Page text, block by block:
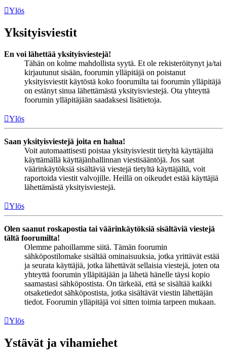
Ylös
Yksityisviestit
En voi lähettää yksityisviestejä!
Tähän on kolme mahdollista syytä. Et ole rekisteröitynyt ja/tai
kirjautunut sisään, foorumin ylläpitäjä on poistanut
yksityisviestit käytöstä koko foorumilta tai foorumin ylläpitäjä
on estänyt sinua lähettämästä yksityisviestejä. Ota yhteyttä
foorumin ylläpitäjään saadaksesi lisätietoja.
Ylös
Saan yksityisviestejä joita en halua!
Voit automaattisesti poistaa yksityisviestit tietyltä käyttäjältä
käyttämällä käyttäjänhallinnan viestisääntöjä. Jos saat
väärinkäytöksiä sisältäviä viestejä tietyltä käyttäjältä, voit
raportoida viestit valvojille. Heillä on oikeudet estää käyttäjiä
lähettämästä yksityisviestejä.
Ylös
Olen saanut roskapostia tai väärinkäytöksiä sisältäviä viestejä
tältä foorumilta!
Olemme pahoillamme siitä. Tämän foorumin
sähköpostilomake sisältää ominaisuuksia, jotka yrittävät estää
ja seurata käyttäjiä, jotka lähettävät sellaisia viestejä, joten ota
yhteyttä foorumin ylläpitäjään ja lähetä hänelle täysi kopio
saamastasi sähköpostista. On tärkeää, että se sisältää kaikki
otsaketiedot sähköpostista, jotka sisältävät viestin lähettäjän
tiedot. Foorumin ylläpitäjä voi sitten toimia tarpeen mukaan.
Ylös
Ystävät ja vihamiehet